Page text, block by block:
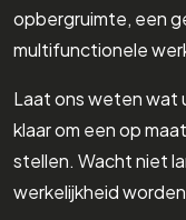
opbergruimte, een
multifunctionele
Laat ons weten wat
klaar om een op
stellen. Wacht niet
werkelijkheid